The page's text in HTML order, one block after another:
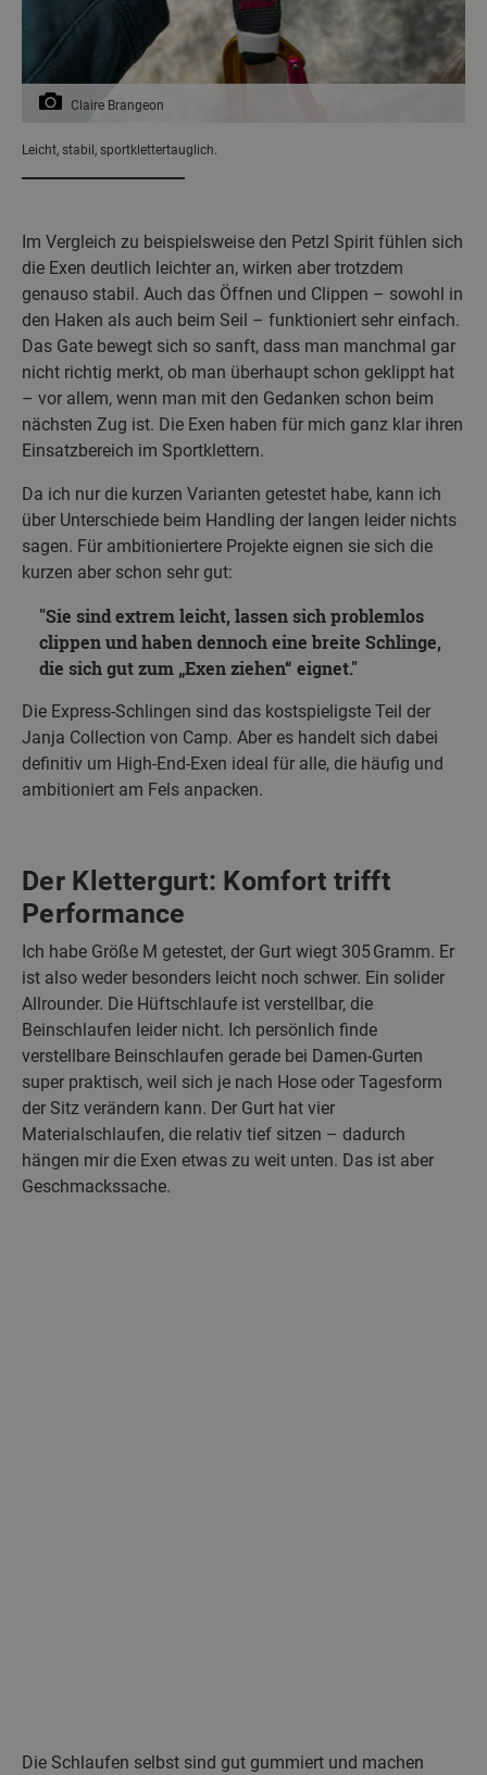
Claire Brangeon
Leicht, stabil, sportklettertauglich.
Im Vergleich zu beispielsweise den Petzl Spirit fühlen sich
die Exen deutlich leichter an, wirken aber trotzdem
genauso stabil. Auch das Öffnen und Clippen – sowohl in
den Haken als auch beim Seil – funktioniert sehr einfach.
Das Gate bewegt sich so sanft, dass man manchmal gar
nicht richtig merkt, ob man überhaupt schon geklippt hat
– vor allem, wenn man mit den Gedanken schon beim
nächsten Zug ist. Die Exen haben für mich ganz klar ihren
Einsatzbereich im Sportklettern.
Da ich nur die kurzen Varianten getestet habe, kann ich
über Unterschiede beim Handling der langen leider nichts
sagen. Für ambitioniertere Projekte eignen sie sich die
kurzen aber schon sehr gut:
Sie sind extrem leicht, lassen sich problemlos
clippen und haben dennoch eine breite Schlinge,
die sich gut zum „Exen ziehen“ eignet.
Die Express-Schlingen sind das kostspieligste Teil der
Janja Collection von Camp. Aber es handelt sich dabei
definitiv um High-End-Exen ideal für alle, die häufig und
ambitioniert am Fels anpacken.
Der Klettergurt: Komfort trifft
Performance
Ich habe Größe M getestet, der Gurt wiegt 305 Gramm. Er
ist also weder besonders leicht noch schwer. Ein solider
Allrounder. Die Hüftschlaufe ist verstellbar, die
Beinschlaufen leider nicht. Ich persönlich finde
verstellbare Beinschlaufen gerade bei Damen-Gurten
super praktisch, weil sich je nach Hose oder Tagesform
der Sitz verändern kann. Der Gurt hat vier
Materialschlaufen, die relativ tief sitzen – dadurch
hängen mir die Exen etwas zu weit unten. Das ist aber
Geschmackssache.
Die Schlaufen selbst sind gut gummiert und machen